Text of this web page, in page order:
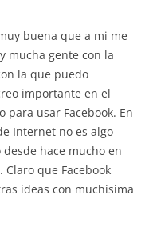
buena que a mi me
mucha gente con la
la que puedo
importante en el
usar Facebook. En
Internet no es algo
desde hace mucho en
que Facebook
ideas con muchísima